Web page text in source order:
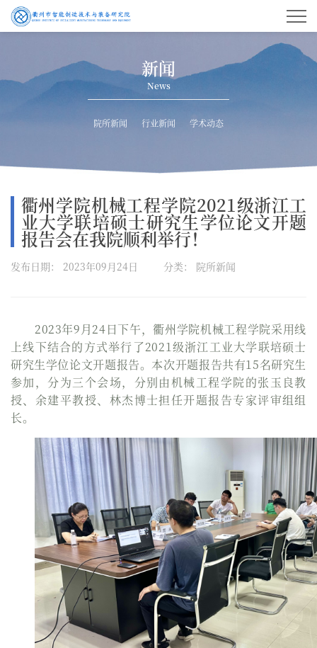
新闻
News
院所新闻 行业新闻 学术动态
衢州学院机械工程学院2021级浙江工
业大学联培硕士研究生学位论文开题
报告会在我院顺利举行！
发布日期： 2023年09月24日 分类： 院所新闻
2023年9月24日下午，衢州学院机械工程学院采用线
上线下结合的方式举行了2021级浙江工业大学联培硕士
研究生学位论文开题报告。本次开题报告共有15名研究生
参加，分为三个会场，分别由机械工程学院的张玉良教
授、余建平教授、林杰博士担任开题报告专家评审组组
长。